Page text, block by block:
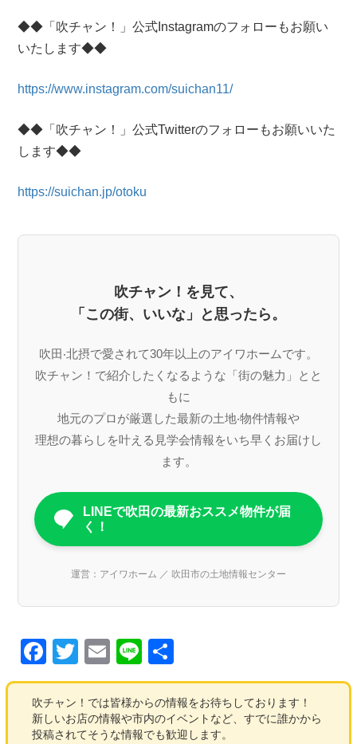
◆◆「吹チャン！」公式Instagramのフォローもお願い
いたします◆◆
https://www.instagram.com/suichan11/
◆◆「吹チャン！」公式Twitterのフォローもお願いいた
します◆◆
https://suichan.jp/otoku
吹チャン！を見て、
「この街、いいな」と思ったら。
吹⽥‧北摂で愛されて30年以上のアイワホームです。
吹チャン！で紹介したくなるような「街の魅⼒」とと
もに
地元のプロが厳選した最新の⼟地‧物件情報や
理想の暮らしを叶える⾒学会情報をいち早くお届けし
ます。
LINEで吹田の最新おススメ物件が届
く！
運営：アイワホーム ／ 吹田市の土地情報センター
F
a
c
e
T
wi
tt
er
E
m
ail
Li
n
e
有
吹チャン！では皆様からの情報をお待ちしております！
新しいお店の情報や市内のイベントなど、すでに誰かから
投稿されてそうな情報でも歓迎します。